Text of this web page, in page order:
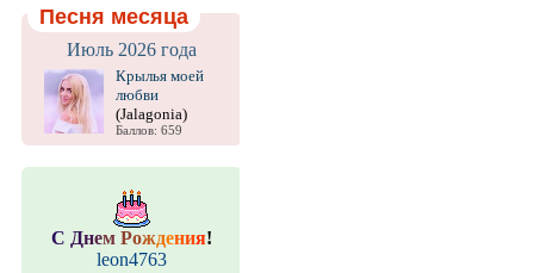
Песня месяца
Июль 2026 года
Крылья моей
любви
(Jalagonia)
Баллов: 659
С Днем Рождения!
leon4763